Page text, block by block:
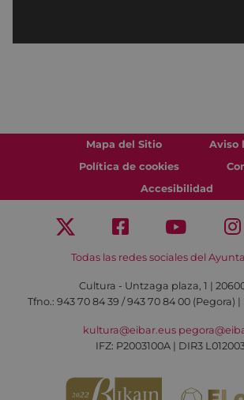
Mapa del Sitio
Aviso
Política de cookies
Accesibilidad
Todas las redes sociales del
Cultura - Untzaga plaza, 1 |
Tfno.: 943 70 84 39 / 943 70 84 00 (Pegora) |
kultura@eibar.eus
IFZ: P2003100A | DIR3